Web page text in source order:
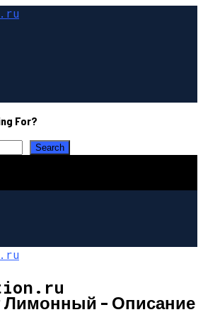
For?
Лимонный – Описание